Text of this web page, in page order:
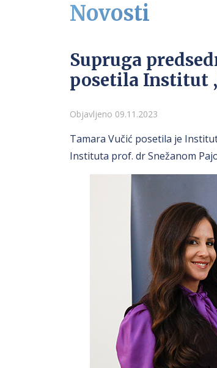
Novosti
Supruga
posetila Institut
Detalji
Objavljeno 09.11.2023
Tamara Vučić posetila je
Instituta prof. dr Snežanom